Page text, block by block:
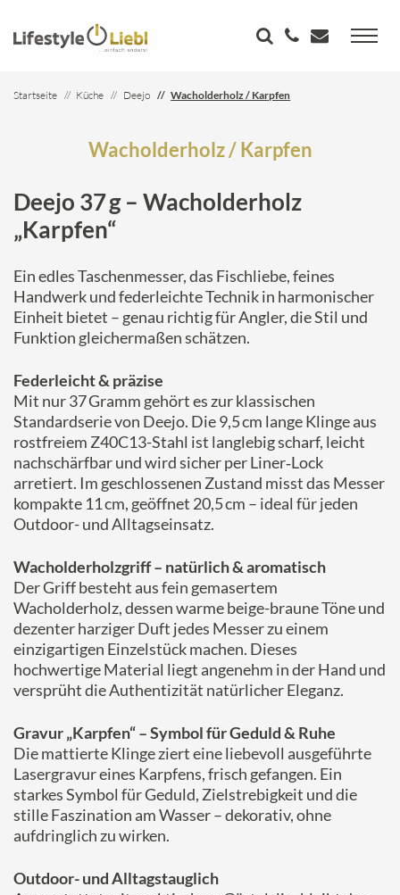
Startseite Küche Deejo Wacholderholz / Karpfen
Wacholderholz / Karpfen
Deejo 37 g – Wacholderholz
„Karpfen“
Ein edles Taschenmesser, das Fischliebe, feines
Handwerk und federleichte Technik in harmonischer
Einheit bietet – genau richtig für Angler, die Stil und
Funktion gleichermaßen schätzen.
Federleicht & präzise
Mit nur 37 Gramm gehört es zur klassischen
Standardserie von Deejo. Die 9,5 cm lange Klinge aus
rostfreiem Z40C13-Stahl ist langlebig scharf, leicht
nachschärfbar und wird sicher per Liner‑Lock
arretiert. Im geschlossenen Zustand misst das Messer
kompakte 11 cm, geöffnet 20,5 cm – ideal für jeden
Outdoor- und Alltagseinsatz.
Wacholderholzgriff – natürlich & aromatisch
Der Griff besteht aus fein gemasertem
Wacholderholz, dessen warme beige-braune Töne und
dezenter harziger Duft jedes Messer zu einem
einzigartigen Einzelstück machen. Dieses
hochwertige Material liegt angenehm in der Hand und
versprüht die Authentizität natürlicher Eleganz.
Gravur „Karpfen“ – Symbol für Geduld & Ruhe
Die mattierte Klinge ziert eine liebevoll ausgeführte
Lasergravur eines Karpfens, frisch gefangen. Ein
starkes Symbol für Geduld, Zielstrebigkeit und die
stille Faszination am Wasser – dekorativ, ohne
aufdringlich zu wirken.
Outdoor- und Alltagstauglich